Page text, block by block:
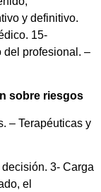
y definitivo.
15-
del profesional. –
sobre riesgos
– Terapéuticas y
3- Carga
el